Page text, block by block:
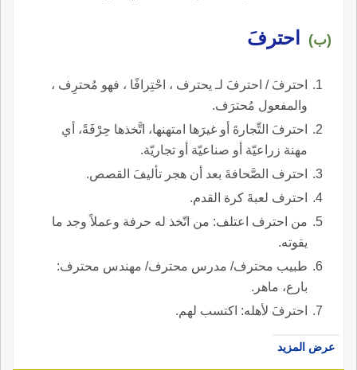
(ب) احترفَ
احترفَ / احترفَ لـ يحترف ، احْتِرافًا ، فهو مُحترِف ،
والمفعول مُحترَف.
احترفَ التِّجارةَ أو غيرَها امتهنها، اتَّخذها حِرْفَةً، أي
مهنة زراعيّة أو صناعيّة أو تجاريّة.
احترف الصَّحافةَ بعد أن هجر تأليفَ القصص.
احترف لعبةَ كرة القدم.
من احترف اعتلف: من اتّخذ له حرفة وعملاً وجد ما
يقوته.
طبيب محترف/ مدرس محترف/ مهندس محترف:
بارع، ماهر.
احترفَ لأهله: اكتسب لهم.
عرض المزيد